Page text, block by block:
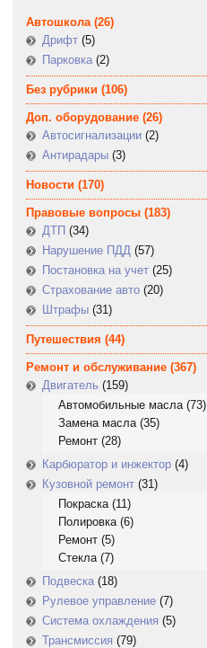
Автошкола(26)
Дрифт (5)
Парковка (2)
Без рубрики (106)
Доп. оборудование (26)
Автосигнализации (2)
Антирадары (3)
Новости (170)
Правовые вопросы (183)
ДТП (34)
Нарушение ПДД (57)
Постановка на учет (25)
Страхование авто (20)
Штрафы (31)
Путешествия (44)
Ремонт и обслуживание (367)
Двигатель (159)
Автомобильные масла(73)
Замена масла(35)
Ремонт (28)
Карбюратор и инжектор (4)
Кузовной ремонт (31)
Покраска(11)
Полировка(6)
Ремонт (5)
Стекла(7)
Подвеска (18)
Рулевое управление (7)
Система охлаждения (5)
Трансмиссия (79)